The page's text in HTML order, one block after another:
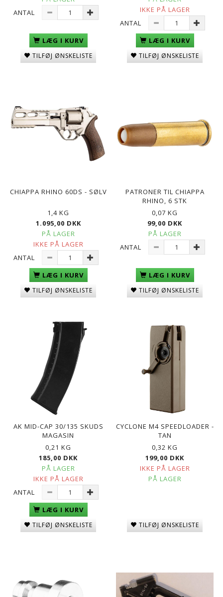
ANTAL
LÆG I KURV
TILFØJ ØNSKELISTE
IKKE PÅ LAGER
ANTAL
LÆG I KURV
TILFØJ ØNSKELISTE
CHIAPPA RHINO 60DS - SØLV
1,4 KG
1.095,00 DKK
PÅ LAGER
IKKE PÅ LAGER
ANTAL
LÆG I KURV
TILFØJ ØNSKELISTE
PATRONER TIL CHIAPPA
RHINO, 6 STK
0,07 KG
99,00 DKK
PÅ LAGER
ANTAL
LÆG I KURV
TILFØJ ØNSKELISTE
AK MID-CAP 30/135 SKUDS
MAGASIN
0,21 KG
185,00 DKK
PÅ LAGER
IKKE PÅ LAGER
ANTAL
LÆG I KURV
TILFØJ ØNSKELISTE
CYCLONE M4 SPEEDLOADER -
TAN
0,32 KG
199,00 DKK
IKKE PÅ LAGER
PÅ LAGER
TILFØJ ØNSKELISTE